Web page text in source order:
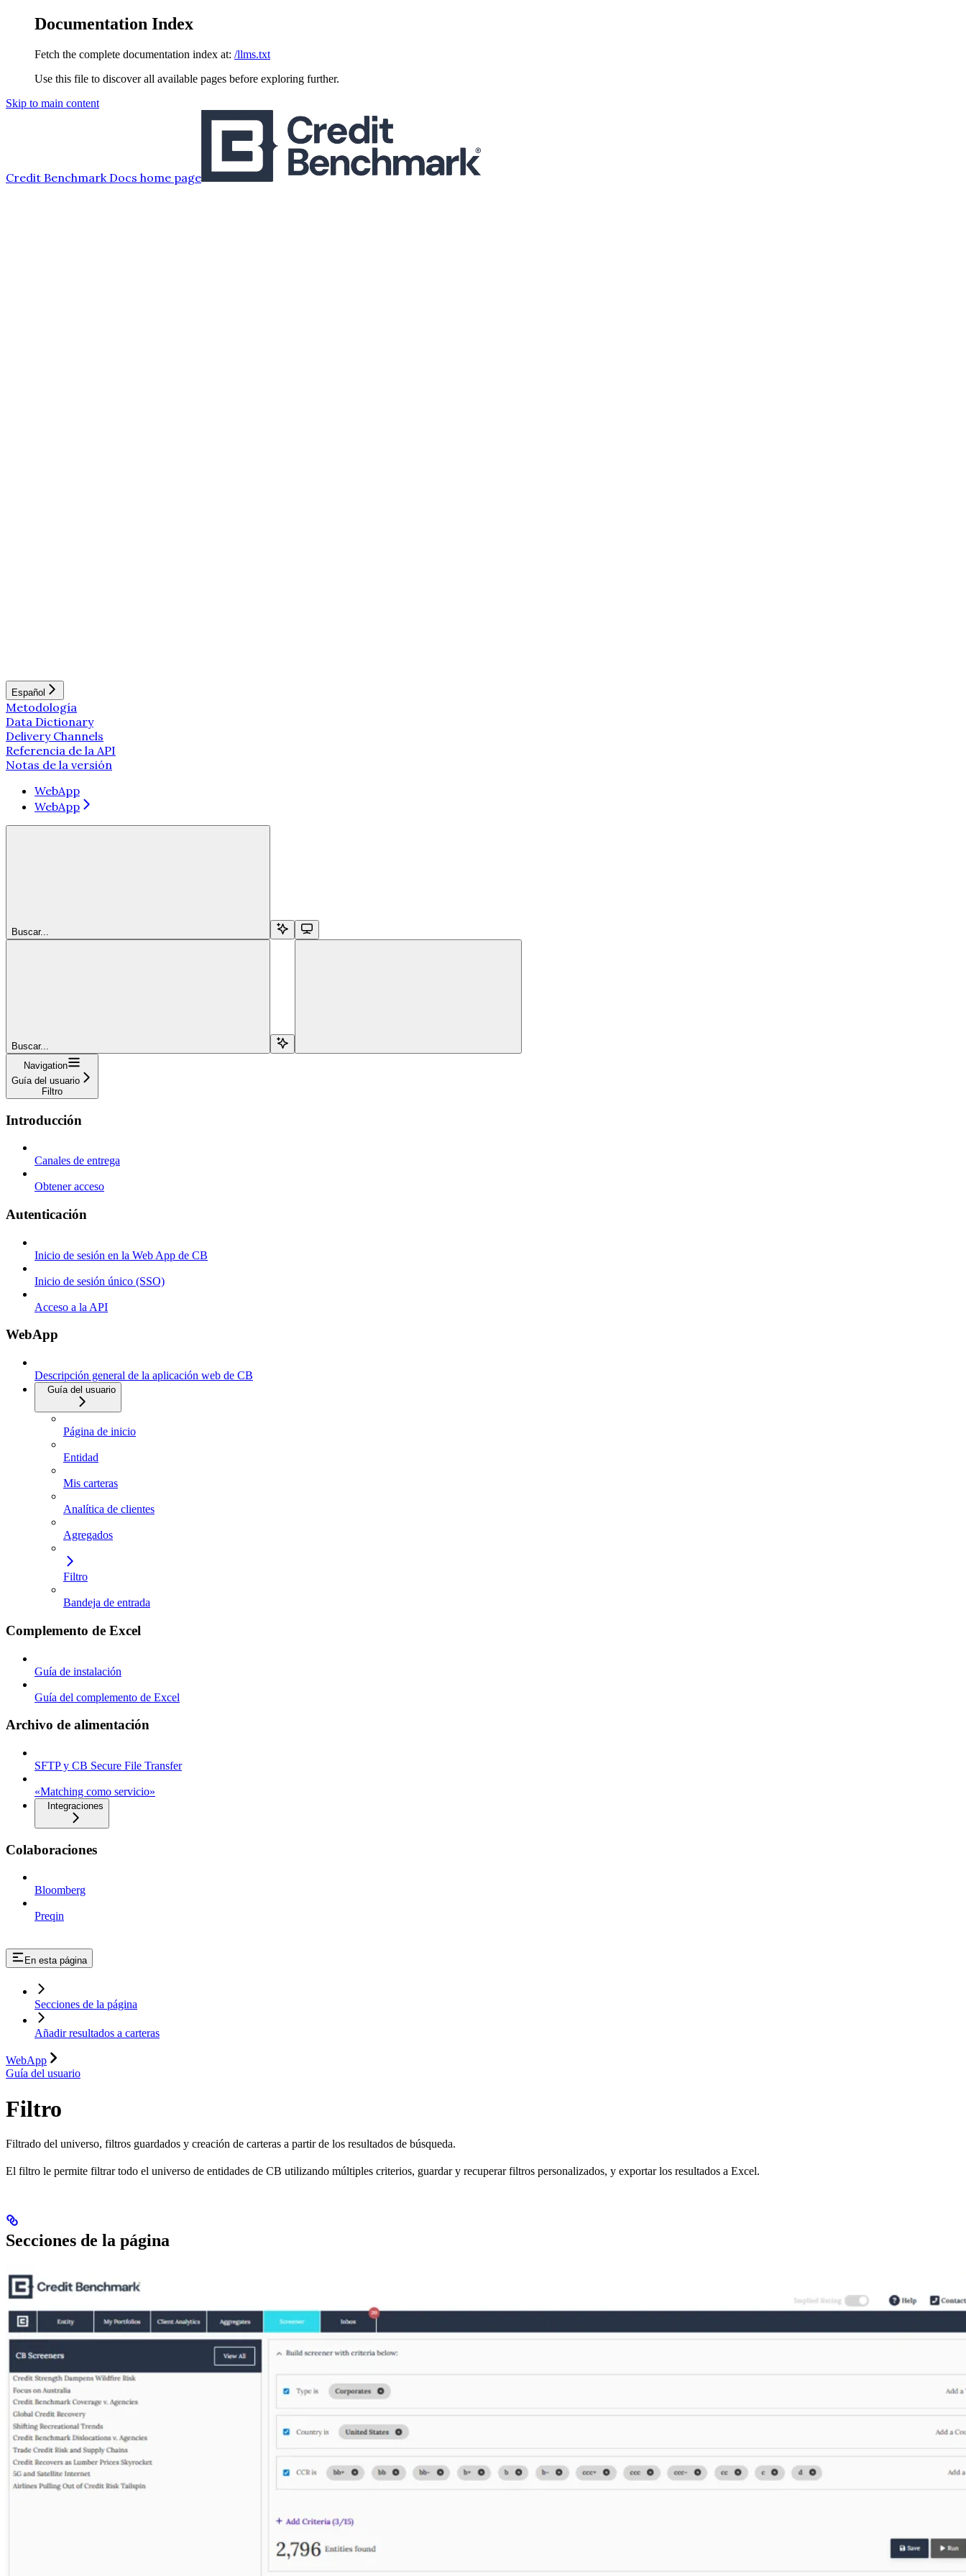
Documentation Index
Fetch the complete documentation index at: /llms.txt
Use this file to discover all available pages before exploring further.
Skip to main content
Credit Benchmark Docs home page
Español
Metodología
Data Dictionary
Delivery Channels
Referencia de la API
Notas de la versión
WebApp
WebApp
Buscar...
Buscar...
Navigation
Guía del usuario
Filtro
Introducción
Canales de entrega
Obtener acceso
Autenticación
Inicio de sesión en la Web App de CB
Inicio de sesión único (SSO)
Acceso a la API
WebApp
Descripción general de la aplicación web de CB
Guía del usuario
Página de inicio
Entidad
Mis carteras
Analítica de clientes
Agregados
Filtro
Bandeja de entrada
Complemento de Excel
Guía de instalación
Guía del complemento de Excel
Archivo de alimentación
SFTP y CB Secure File Transfer
«Matching como servicio»
Integraciones
Colaboraciones
Bloomberg
Preqin
En esta página
Secciones de la página
Añadir resultados a carteras
WebApp
Guía del usuario
Filtro
Filtrado del universo, filtros guardados y creación de carteras a partir de los resultados de búsqueda.
El filtro le permite filtrar todo el universo de entidades de CB utilizando múltiples criterios, guardar y recuperar filtros personalizados, y exportar los resultados a Excel.
Secciones de la página